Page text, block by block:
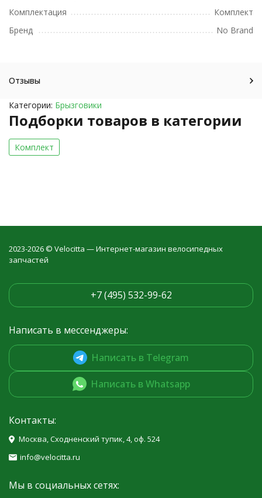
Комплектация
Комплект
Бренд
No Brand
Отзывы
Категории: Брызговики
Подборки товаров в категории
Комплект
2023-2026 © Velocitta — Интернет-магазин велосипедных
запчастей
+7 (495) 532-99-62
Написать в мессенджеры:
Написать в Telegram
Написать в Whatsapp
Контакты:
Москва, Сходненский тупик, 4, оф. 524
info@velocitta.ru
Мы в социальных сетях: